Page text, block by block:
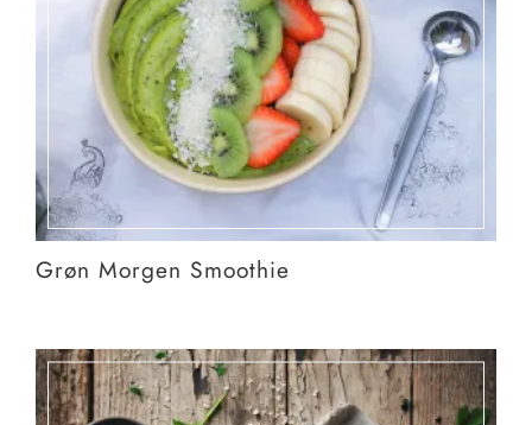
Grøn Morgen Smoothie